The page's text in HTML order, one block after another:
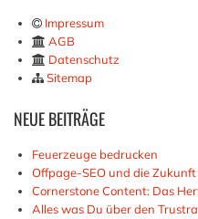
Impressum
AGB
Datenschutz
Sitemap
NEUEBEITRÄGE
Feuerzeuge bedrucken
Offpage-SEO und die Zukunft
Cornerstone Content: Das
Alles was Du über den